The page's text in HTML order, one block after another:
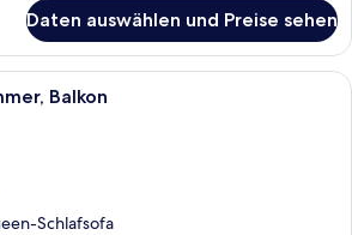
Daten auswählen und Preise sehen
Ein Schlafzimmer mit einem großen
Balkon
Schlafsofa